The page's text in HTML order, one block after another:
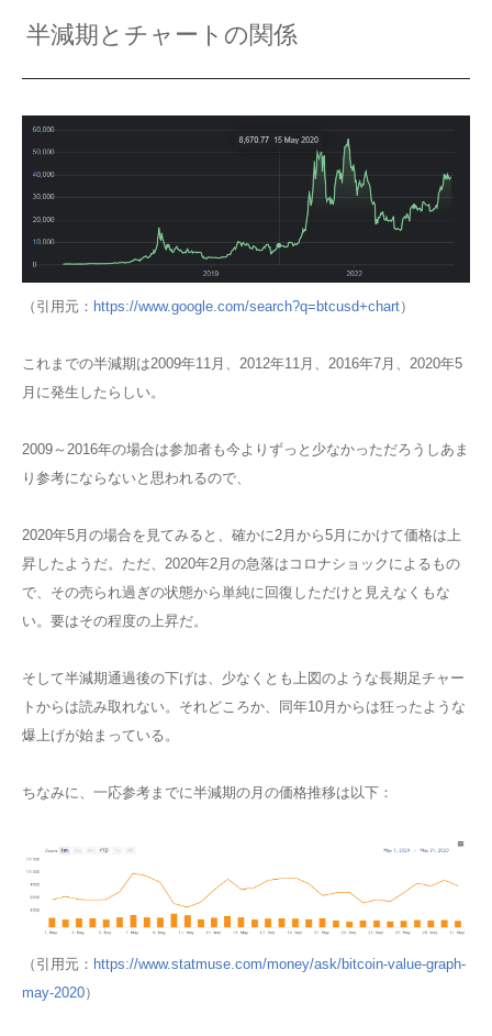
半減期とチャートの関係
（引用元： https://www.google.com/search?q=btcusd+chart）
これまでの半減期は2009年11月、2012年11月、2016年7月、2020年5
月に発生したらしい。
2009～2016年の場合は参加者も今よりずっと少なかっただろうしあま
り参考にならないと思われるので、
2020年5月の場合を見てみると、確かに2月から5月にかけて価格は上
昇したようだ。ただ、2020年2月の急落はコロナショックによるもの
で、その売られ過ぎの状態から単純に回復しただけと見えなくもな
い。要はその程度の上昇だ。
そして半減期通過後の下げは、少なくとも上図のような長期足チャー
トからは読み取れない。それどころか、同年10月からは狂ったような
爆上げが始まっている。
ちなみに、一応参考までに半減期の月の価格推移は以下：
（引用元： https://www.statmuse.com/money/ask/bitcoin-value-graph-
may-2020）